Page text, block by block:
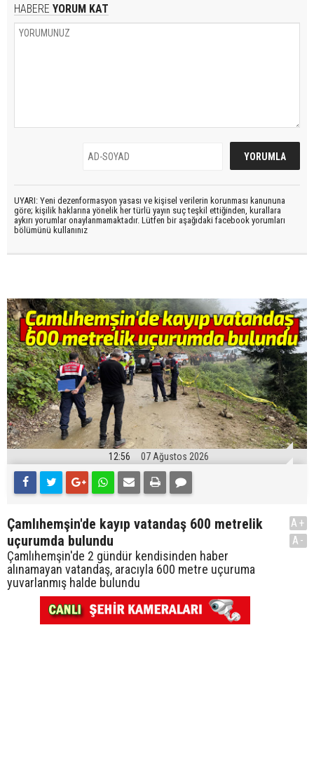
HABERE YORUM KAT
UYARI: Yeni dezenformasyon yasası ve kişisel verilerin korunması kanununa
göre; kişilik haklarına yönelik her türlü yayın suç teşkil ettiğinden, kurallara
aykırı yorumlar onaylanmamaktadır. Lütfen bir aşağıdaki facebook yorumları
bölümünü kullanınız
12:56 07 Ağustos 2026
Çamlıhemşin'de kayıp vatandaş 600 metrelik
uçurumda bulundu
Çamlıhemşin'de 2 gündür kendisinden haber
alınamayan vatandaş, aracıyla 600 metre uçuruma
yuvarlanmış halde bulundu
A+
A-